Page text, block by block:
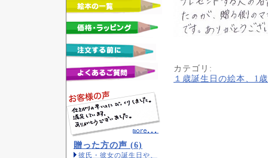
贈った方の声 (6)
彼氏・彼女の誕生日や、
カテゴリ :
１歳誕生日の絵本、1